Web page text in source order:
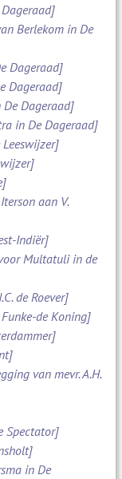
Berlekom in De
Dageraad]
Dageraad]
De Dageraad]
in De Dageraad]
aan V.
Indiër]
Multatuli in de
de Roever]
de Koning]
van mevr. A.H.
Spectator]
in De